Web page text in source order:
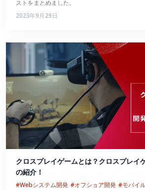
ストをまとめました。
2023年9月29日
クロスプレイゲームとは？クロスプレイ
の紹介！
#Webシステム開発 #オフショア開発 #モバイ